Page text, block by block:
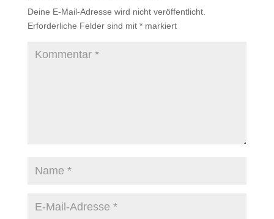
Deine E-Mail-Adresse wird nicht veröffentlicht.
Erforderliche Felder sind mit *markiert